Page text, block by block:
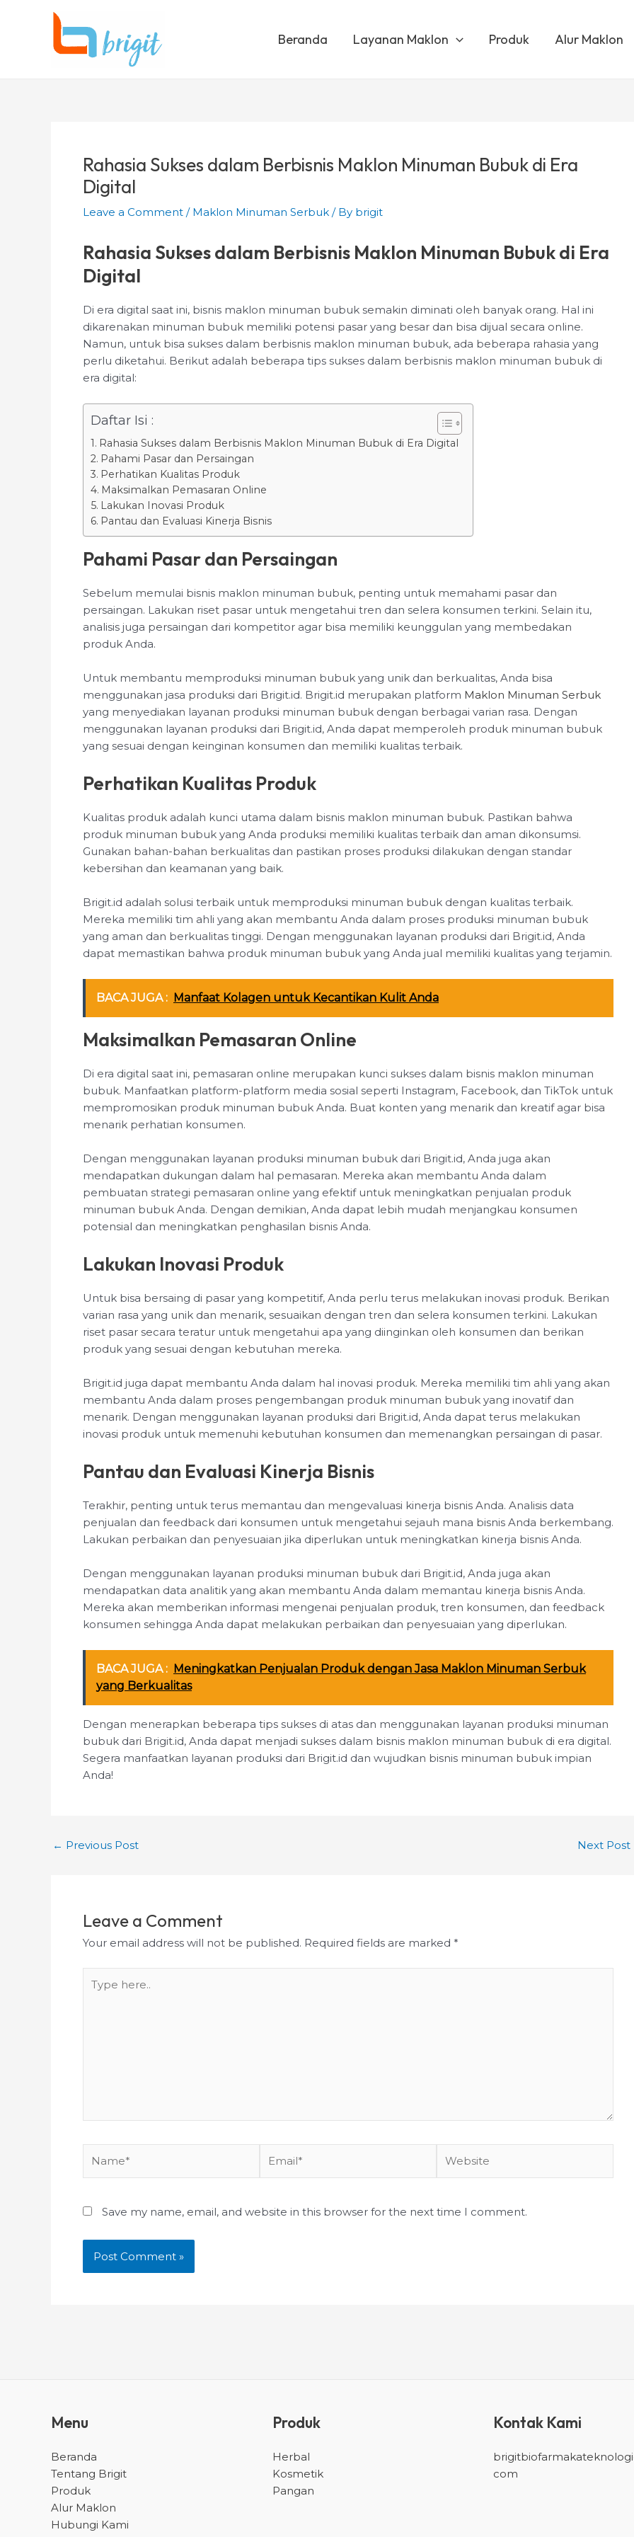
Beranda Layanan Maklon Produk Alur Maklon
Rahasia Sukses dalam Berbisnis Maklon Minuman Bubuk di Era
Digital
Leave a Comment / Maklon Minuman Serbuk / By brigit
Rahasia Sukses dalam Berbisnis Maklon Minuman Bubuk di Era
Digital
Di era digital saat ini, bisnis maklon minuman bubuk semakin diminati oleh banyak orang. Hal ini
dikarenakan minuman bubuk memiliki potensi pasar yang besar dan bisa dijual secara online.
Namun, untuk bisa sukses dalam berbisnis maklon minuman bubuk, ada beberapa rahasia yang
perlu diketahui. Berikut adalah beberapa tips sukses dalam berbisnis maklon minuman bubuk di
era digital:
Daftar Isi :
Rahasia Sukses dalam Berbisnis Maklon Minuman Bubuk di Era Digital
Pahami Pasar dan Persaingan
Perhatikan Kualitas Produk
Maksimalkan Pemasaran Online
Lakukan Inovasi Produk
Pantau dan Evaluasi Kinerja Bisnis
Pahami Pasar dan Persaingan
Sebelum memulai bisnis maklon minuman bubuk, penting untuk memahami pasar dan
persaingan. Lakukan riset pasar untuk mengetahui tren dan selera konsumen terkini. Selain itu,
analisis juga persaingan dari kompetitor agar bisa memiliki keunggulan yang membedakan
produk Anda.
Untuk membantu memproduksi minuman bubuk yang unik dan berkualitas, Anda bisa
menggunakan jasa produksi dari Brigit.id. Brigit.id merupakan platform Maklon Minuman Serbuk
yang menyediakan layanan produksi minuman bubuk dengan berbagai varian rasa. Dengan
menggunakan layanan produksi dari Brigit.id, Anda dapat memperoleh produk minuman bubuk
yang sesuai dengan keinginan konsumen dan memiliki kualitas terbaik.
Perhatikan Kualitas Produk
Kualitas produk adalah kunci utama dalam bisnis maklon minuman bubuk. Pastikan bahwa
produk minuman bubuk yang Anda produksi memiliki kualitas terbaik dan aman dikonsumsi.
Gunakan bahan-bahan berkualitas dan pastikan proses produksi dilakukan dengan standar
kebersihan dan keamanan yang baik.
Brigit.id adalah solusi terbaik untuk memproduksi minuman bubuk dengan kualitas terbaik.
Mereka memiliki tim ahli yang akan membantu Anda dalam proses produksi minuman bubuk
yang aman dan berkualitas tinggi. Dengan menggunakan layanan produksi dari Brigit.id, Anda
dapat memastikan bahwa produk minuman bubuk yang Anda jual memiliki kualitas yang terjamin.
BACA JUGA : Manfaat Kolagen untuk Kecantikan Kulit Anda
Maksimalkan Pemasaran Online
Di era digital saat ini, pemasaran online merupakan kunci sukses dalam bisnis maklon minuman
bubuk. Manfaatkan platform-platform media sosial seperti Instagram, Facebook, dan TikTok untuk
mempromosikan produk minuman bubuk Anda. Buat konten yang menarik dan kreatif agar bisa
menarik perhatian konsumen.
Dengan menggunakan layanan produksi minuman bubuk dari Brigit.id, Anda juga akan
mendapatkan dukungan dalam hal pemasaran. Mereka akan membantu Anda dalam
pembuatan strategi pemasaran online yang efektif untuk meningkatkan penjualan produk
minuman bubuk Anda. Dengan demikian, Anda dapat lebih mudah menjangkau konsumen
potensial dan meningkatkan penghasilan bisnis Anda.
Lakukan Inovasi Produk
Untuk bisa bersaing di pasar yang kompetitif, Anda perlu terus melakukan inovasi produk. Berikan
varian rasa yang unik dan menarik, sesuaikan dengan tren dan selera konsumen terkini. Lakukan
riset pasar secara teratur untuk mengetahui apa yang diinginkan oleh konsumen dan berikan
produk yang sesuai dengan kebutuhan mereka.
Brigit.id juga dapat membantu Anda dalam hal inovasi produk. Mereka memiliki tim ahli yang akan
membantu Anda dalam proses pengembangan produk minuman bubuk yang inovatif dan
menarik. Dengan menggunakan layanan produksi dari Brigit.id, Anda dapat terus melakukan
inovasi produk untuk memenuhi kebutuhan konsumen dan memenangkan persaingan di pasar.
Pantau dan Evaluasi Kinerja Bisnis
Terakhir, penting untuk terus memantau dan mengevaluasi kinerja bisnis Anda. Analisis data
penjualan dan feedback dari konsumen untuk mengetahui sejauh mana bisnis Anda berkembang.
Lakukan perbaikan dan penyesuaian jika diperlukan untuk meningkatkan kinerja bisnis Anda.
Dengan menggunakan layanan produksi minuman bubuk dari Brigit.id, Anda juga akan
mendapatkan data analitik yang akan membantu Anda dalam memantau kinerja bisnis Anda.
Mereka akan memberikan informasi mengenai penjualan produk, tren konsumen, dan feedback
konsumen sehingga Anda dapat melakukan perbaikan dan penyesuaian yang diperlukan.
BACA JUGA : Meningkatkan Penjualan Produk dengan Jasa Maklon Minuman Serbuk
yang Berkualitas
Dengan menerapkan beberapa tips sukses di atas dan menggunakan layanan produksi minuman
bubuk dari Brigit.id, Anda dapat menjadi sukses dalam bisnis maklon minuman bubuk di era digital.
Segera manfaatkan layanan produksi dari Brigit.id dan wujudkan bisnis minuman bubuk impian
Anda!
navigation
← Previous Post Next Post
Leave a Comment
Your email address will not be published. Required fields are marked *
here..
Save my name, email, and website in this browser for the next time I comment.
Menu
Beranda
Tentang Brigit
Produk
Alur Maklon
Hubungi Kami
Produk
Herbal
Kosmetik
Pangan
Kontak Kami
com